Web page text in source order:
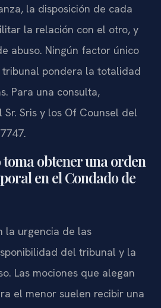
la disposición de cada
la relación con el otro, y
abuso. Ningún factor único
pondera la totalidad
Para una consulta,
Sris y los Of Counsel del
obtener una orden
en el Condado de
la urgencia de las
del tribunal y la
Las mociones que alegan
el menor suelen recibir una